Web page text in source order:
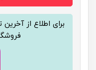
برای اطلاع از